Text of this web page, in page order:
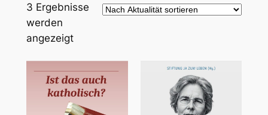
3 Ergebnisse
werden
angezeigtNach
sortiert